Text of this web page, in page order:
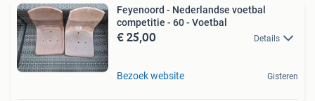
Feyenoord - Nederlandse voetbal
competitie - 60 - Voetbal
€ 25,00 Details
Bezoek website Gisteren